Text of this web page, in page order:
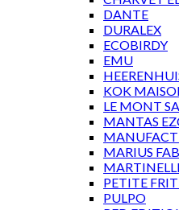
DANTE
DURALEX
ECOBIRDY
EMU
KOK
LE MONT
MANTAS
MARIUS
PETITE
PULPO